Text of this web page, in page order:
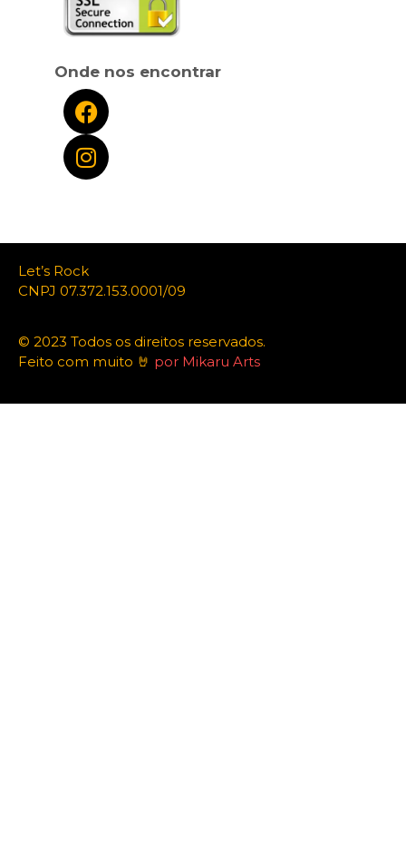
Onde nos encontrar
Let’s Rock
CNPJ 07.372.153.0001/09
© 2023 Todos os direitos reservados.
Feito com muito 🤘 por Mikaru Arts